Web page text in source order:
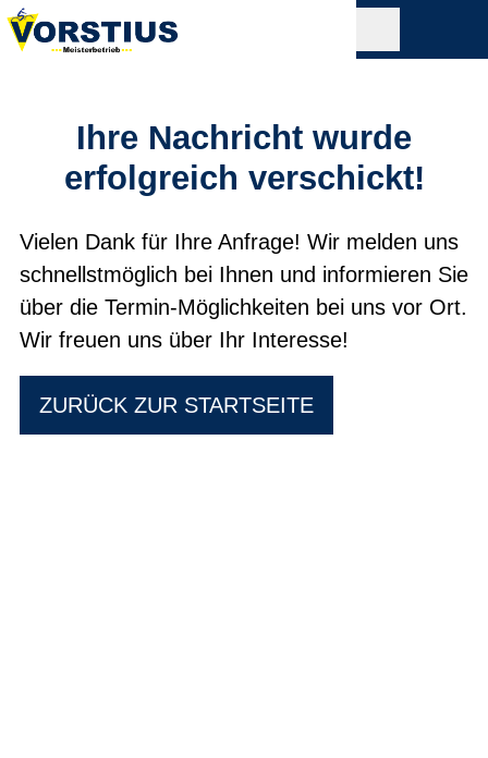
Ihre Nachricht wurde
erfolgreich verschickt!
Vielen Dank für Ihre Anfrage! Wir melden uns
schnellstmöglich bei Ihnen und informieren Sie
über die Termin-Möglichkeiten bei uns vor Ort.
Wir freuen uns über Ihr Interesse!
ZURÜCK ZUR STARTSEITE